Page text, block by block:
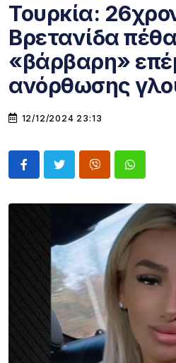
Τουρκία:
Βρετανίδα
«βάρβαρη»
ανόρθωσης
12/12/2024 23:13